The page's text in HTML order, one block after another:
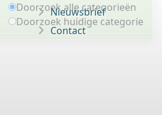
Doorzoek alle categorieën
Doorzoek huidige categorie
Nieuwsbrief
Contact